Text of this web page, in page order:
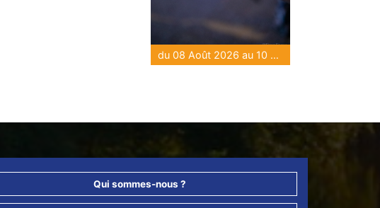
du 08 Août 2026 au 10 Août 2026
Qui sommes-nous ?